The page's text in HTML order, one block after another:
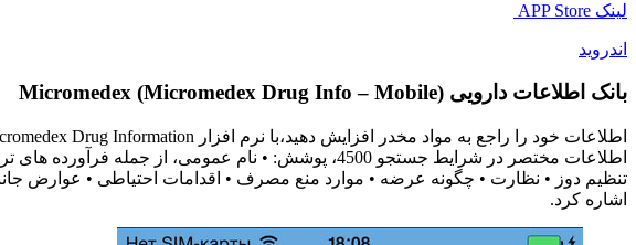
لینک APP Store
اندروید
بانک اطلاعات دارویی Micromedex (Micromedex Drug Info – Mobile)
اطلاعات مختصر در شرایط جستجو 4500، پوشش: • نام
تنظیم دوز • نظارت • چگونه عرضه • موارد منع مصرف • اقدامات احتیاطی • عوارض
اشاره کرد.